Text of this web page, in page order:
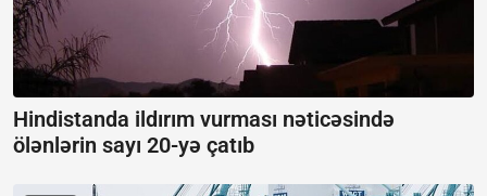
Hindistanda ildırım vurması nəticəsində
ölənlərin sayı 20-yə çatıb